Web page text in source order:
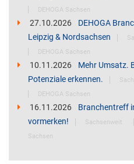
DEHOGA Sachsen
27.10.2026
DEHOGA
Leipzig & Nordsachsen
DEHOGA Sachsen
10.11.2026
Mehr Umsatz.
Potenziale erkennen.
DEHOGA Sachsen
16.11.2026
Branchentreff
vormerken!
Sachsenweit
Sachsen